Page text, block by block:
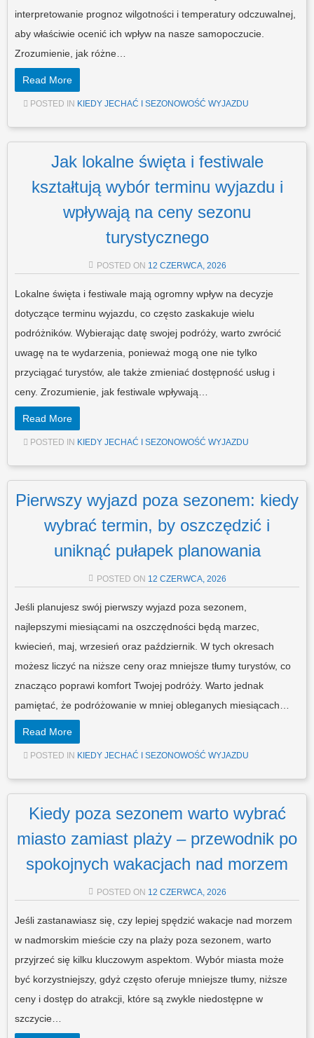
interpretowanie prognoz wilgotności i temperatury odczuwalnej,
aby właściwie ocenić ich wpływ na nasze samopoczucie.
Zrozumienie, jak różne…
Read More
POSTED IN KIEDY JECHAĆ I SEZONOWOŚĆ WYJAZDU
Jak lokalne święta i festiwale
kształtują wybór terminu wyjazdu i
wpływają na ceny sezonu
turystycznego
POSTED ON 12 CZERWCA, 2026
Lokalne święta i festiwale mają ogromny wpływ na decyzje
dotyczące terminu wyjazdu, co często zaskakuje wielu
podróżników. Wybierając datę swojej podróży, warto zwrócić
uwagę na te wydarzenia, ponieważ mogą one nie tylko
przyciągać turystów, ale także zmieniać dostępność usług i
ceny. Zrozumienie, jak festiwale wpływają…
Read More
POSTED IN KIEDY JECHAĆ I SEZONOWOŚĆ WYJAZDU
Pierwszy wyjazd poza sezonem: kiedy
wybrać termin, by oszczędzić i
uniknąć pułapek planowania
POSTED ON 12 CZERWCA, 2026
Jeśli planujesz swój pierwszy wyjazd poza sezonem,
najlepszymi miesiącami na oszczędności będą marzec,
kwiecień, maj, wrzesień oraz październik. W tych okresach
możesz liczyć na niższe ceny oraz mniejsze tłumy turystów, co
znacząco poprawi komfort Twojej podróży. Warto jednak
pamiętać, że podróżowanie w mniej obleganych miesiącach…
Read More
POSTED IN KIEDY JECHAĆ I SEZONOWOŚĆ WYJAZDU
Kiedy poza sezonem warto wybrać
miasto zamiast plaży – przewodnik po
spokojnych wakacjach nad morzem
POSTED ON 12 CZERWCA, 2026
Jeśli zastanawiasz się, czy lepiej spędzić wakacje nad morzem
w nadmorskim mieście czy na plaży poza sezonem, warto
przyjrzeć się kilku kluczowym aspektom. Wybór miasta może
być korzystniejszy, gdyż często oferuje mniejsze tłumy, niższe
ceny i dostęp do atrakcji, które są zwykle niedostępne w
szczycie…